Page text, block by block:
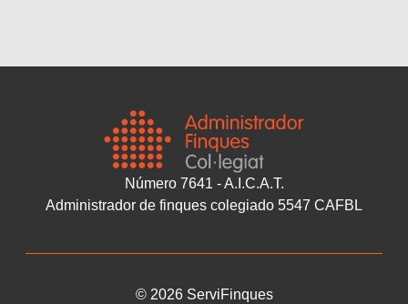
Número 7641 - A.I.C.A.T.
Administrador de finques colegiado 5547 CAFBL
© 2026 ServiFinques